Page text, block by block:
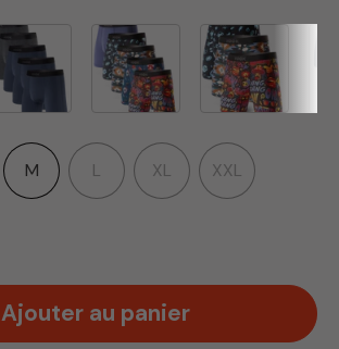
M L XL XXL
Ajouter au panier